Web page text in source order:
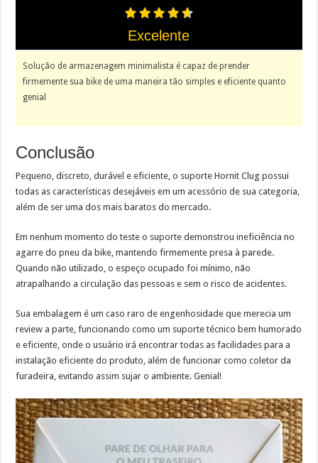
Excelente
Solução de armazenagem minimalista é capaz de prender
firmemente sua bike de uma maneira tão simples e eficiente quanto
genial
Conclusão
Pequeno, discreto, durável e eficiente, o suporte Hornit Clug possui
todas as características desejáveis em um acessório de sua categoria,
além de ser uma dos mais baratos do mercado.
Em nenhum momento do teste o suporte demonstrou ineficiência no
agarre do pneu da bike, mantendo firmemente presa à parede.
Quando não utilizado, o espeço ocupado foi mínimo, não
atrapalhando a circulação das pessoas e sem o risco de acidentes.
Sua embalagem é um caso raro de engenhosidade que merecia um
review a parte, funcionando como um suporte técnico bem humorado
e eficiente, onde o usuário irá encontrar todas as facilidades para a
instalação eficiente do produto, além de funcionar como coletor da
furadeira, evitando assim sujar o ambiente. Genial!